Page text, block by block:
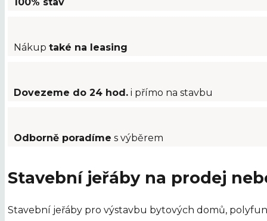
Nákup také na leasing
Dovezeme do 24 hod. i přímo na stavbu
Odborně poradíme s výběrem
Stavební jeřáby na prodej
Stavební jeřáby pro výstavbu bytových domů,